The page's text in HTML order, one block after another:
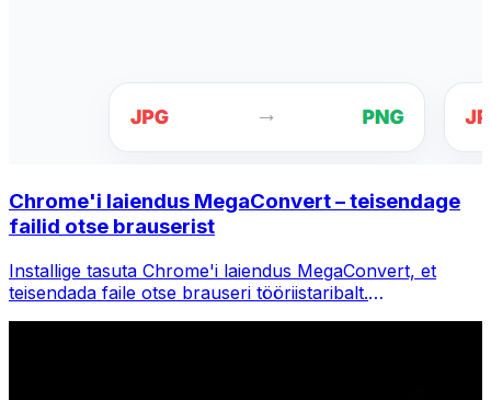
Chrome'i laiendus MegaConvert – teisendage
failid otse brauserist
Installige tasuta Chrome'i laiendus MegaConvert, et
teisendada faile otse brauseri tööriistaribalt.